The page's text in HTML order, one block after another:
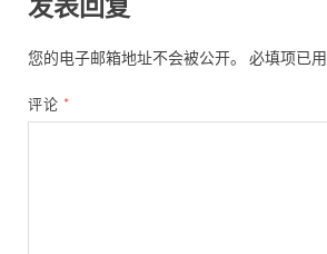
您的电子邮箱地址不会被公开。 必填项已用
评论 *